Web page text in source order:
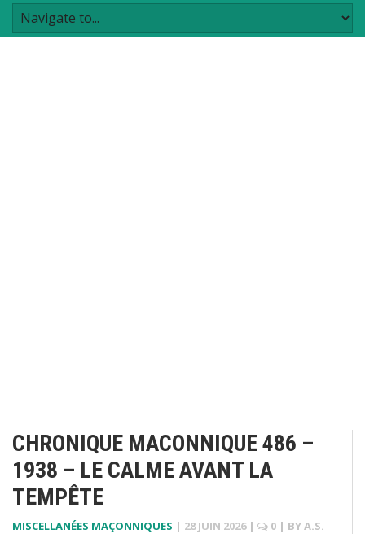
CHRONIQUE MACONNIQUE 486 –
1938 – LE CALME AVANT LA
TEMPÊTE
MISCELLANÉES MAÇONNIQUES | 28 JUIN 2026 | 0 | BYA.S.